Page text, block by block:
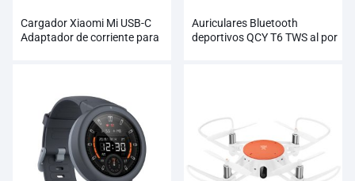
Cargador Xiaomi Mi USB-C
Adaptador de corriente para
Auriculares Bluetooth
deportivos QCY T6 TWS al por